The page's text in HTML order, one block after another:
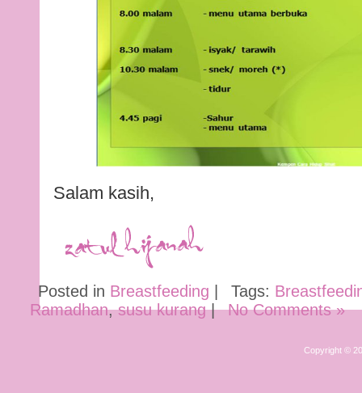
Salam kasih,
Posted in Breastfeeding Tags:
Ramadhan,susu kurang| No Comments »
Copyright ©